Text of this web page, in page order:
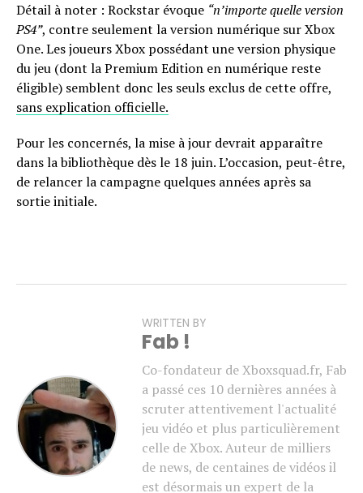
Détail à noter : Rockstar évoque “n’importe quelle version
PS4”, contre seulement la version numérique sur Xbox
One. Les joueurs Xbox possédant une version physique
du jeu (dont la Premium Edition en numérique reste
éligible) semblent donc les seuls exclus de cette offre,
sans explication officielle.
Pour les concernés, la mise à jour devrait apparaître
dans la bibliothèque dès le 18 juin. L’occasion, peut-être,
de relancer la campagne quelques années après sa
sortie initiale.
WRITTEN BY
Fab !
Co-fondateur de Xboxsquad.fr, Fab
a passé ces 10 dernières années à
scruter attentivement l'actualité
jeu vidéo et plus particulièrement
celle de Xbox. Auteur de milliers
de news, de centaines de vidéos il
est désormais un expert de la